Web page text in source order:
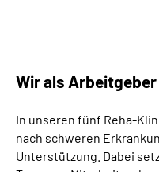
Wir als Arbeitgeber
In unseren fünf Reha-
nach schweren
Unterstützung. Dabei